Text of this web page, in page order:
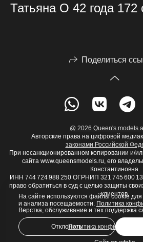
Татьяна О 42 года 172
Поделиться
@ 2026 Queen's models
Авторские права на цифровой
законами Российской
При несанкционированном копировании и/
сайта www.queensmodels.ru, его
Константиновна
ИНН 744 724 988 250 ОГРНИП 321 745 600
право обратиться в суд с целью защиты
клиентов.
Верстка, обслуживание и тех.поддержка
Политика
На сайте используются файлы cookie
и анализа посещаемости. Политика
Отклонить